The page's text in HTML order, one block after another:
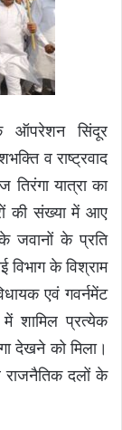
ऑपरेशन सिंदूर
व राष्ट्रवाद
यात्रा का
की संख्या में आए
जवानों के प्रति
विभाग के विश्राम
एवं गवर्नमेंट
में शामिल प्रत्येक
देखने को मिला।
राजनैतिक दलों के